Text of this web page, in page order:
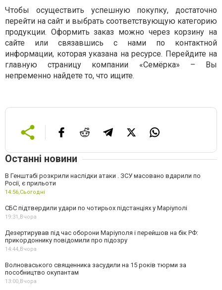
Чтобы осуществить успешную покупку, достаточно
перейти на сайт и выбрать соответствующую категорию
продукции. Оформить заказ можно через корзину на
сайте или связавшись с нами по контактной
информации, которая указана на ресурсе. Перейдите на
главную страницу компании «Семёрка» – Вы
непременно найдете то, что ищите.
Останні новини
В Генштабі розкрили наслідки атаки . ЗСУ масовано вдарили по
Росії, є прильоти
14:56,Сьогодні
СБС підтвердили удари по чотирьох підстанціях у Маріуполі
19:31, Вчора
Дезертирував під час оборони Маріуполя і перейшов на бік РФ:
прикордоннику повідомили про підозру
14:44, Вчора
Волноваського священника засудили на 15 років тюрми за
пособництво окупантам
13:00, Вчора